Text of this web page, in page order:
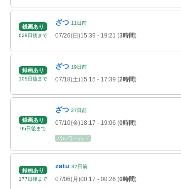
録画あり
629日後 まで
ざつ 11 日前
07/26(日)15:39 - 19:21 (3時間)
録画あり
105日後 まで
ざつ 19日前
07/18(土)15:15 - 17:39 (2時間)
録画あり
95日後 まで
ざつ 27日前
07/10(金)18:17 - 19:06 (0時間)
パルワールド
録画あり
177日後 まで
zatu 32日前
07/06(月)00:17 - 00:26 (0時間)